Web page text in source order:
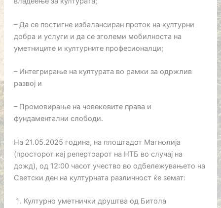
– Да се постигне избалансиран проток на културни
добра и услуги и да се зголеми мобилноста на
уметниците и културните професионалци;
– Интегрирање на културата во рамки за одржлив
развој и
– Промовирање на човековите права и
фундаментални слободи.
На 21.05.2025 година, на плоштадот Магнолија
(просторот кај репертоарот на НТБ во случај на
дожд), од 12:00 часот учество во одбележувањето на
Светски ден на културната различност ќе земат:
Културно уметнички друштва од Битола